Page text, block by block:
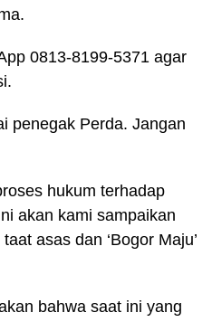
0813-8199-5371 agar
penegak Perda. Jangan
hukum terhadap
akan kami sampaikan
asas dan ‘Bogor Maju’
bahwa saat ini yang